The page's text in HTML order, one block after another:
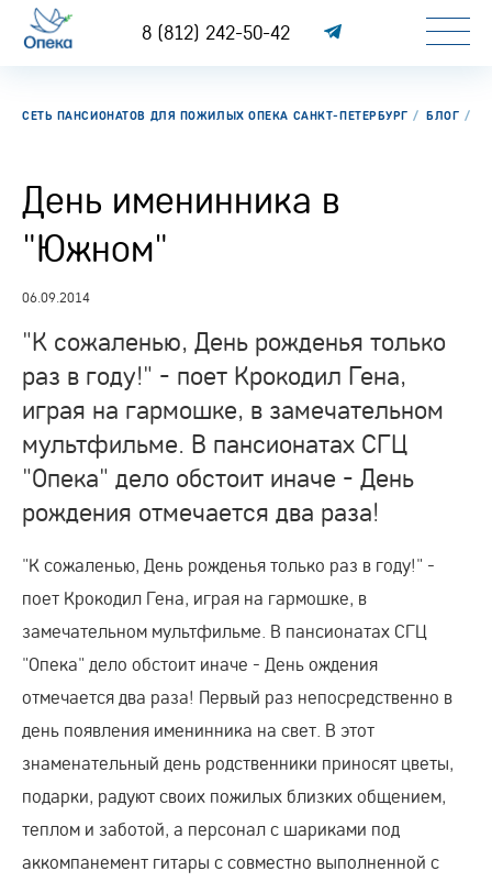
8 (812) 242-50-42
СЕТЬ ПАНСИОНАТОВ ДЛЯ ПОЖИЛЫХ ОПЕКА САНКТ-ПЕТЕРБУРГ БЛОГ
День именинника в
"Южном"
06.09.2014
"К сожаленью, День рожденья только
раз в году!" - поет Крокодил Гена,
играя на гармошке, в замечательном
мультфильме. В пансионатах СГЦ
"Опека" дело обстоит иначе - День
рождения отмечается два раза!
"К сожаленью, День рожденья только раз в году!" -
поет Крокодил Гена, играя на гармошке, в
замечательном мультфильме. В пансионатах СГЦ
"Опека" дело обстоит иначе - День ождения
отмечается два раза! Первый раз непосредственно в
день появления именинника на свет. В этот
знаменательный день родственники приносят цветы,
подарки, радуют своих пожилых близких общением,
теплом и заботой, а персонал с шариками под
аккомпанемент гитары с совместно выполненной с